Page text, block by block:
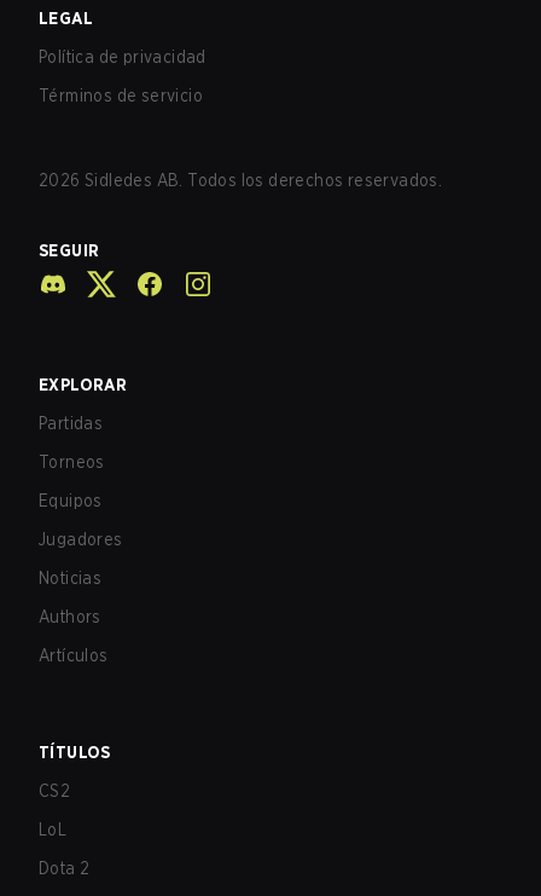
LEGAL
Política de privacidad
Términos de servicio
2026 Sidledes AB. Todos los derechos reservados.
SEGUIR
EXPLORAR
Partidas
Torneos
Equipos
Jugadores
Noticias
Authors
Artículos
TÍTULOS
CS2
LoL
Dota 2